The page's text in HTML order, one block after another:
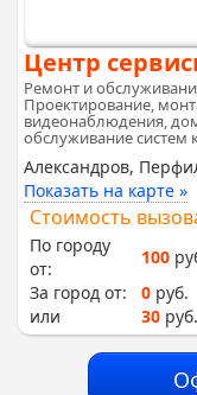
Центр
Ремонт и
Проектирование,
видеонаблюдения,
обслуживание
Александров,
Показать на карте »
Стоимость
По городу
от:
100
За город от:
0 руб.
или
30